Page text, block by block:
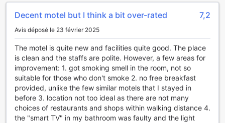
Decent motel but I think a bit over-rated 7,2
Avis déposé le 23 février 2025
The motel is quite new and facilities quite good. The place
is clean and the staffs are polite. However, a few areas for
improvement: 1. got smoking smell in the room, not so
suitable for those who don't smoke 2. no free breakfast
provided, unlike the few similar motels that I stayed in
before 3. location not too ideal as there are not many
choices of restaurants and shops within walking distance 4.
the "smart TV" in my bathroom was faulty and the light